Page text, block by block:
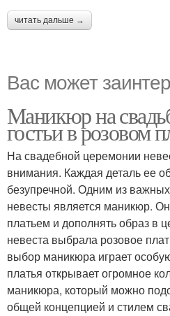
читать дальше →
Вас может
Маникюр на
гостьи в розовом
На свадебной церемонии
внимания. Каждая деталь ее
безупречной. Одним из
невесты является маникюр.
платьем и дополнять образ в
невеста выбрала розовое
выбор маникюра играет
платья открывает огромное
маникюра, который можно
общей концепцией и стилем